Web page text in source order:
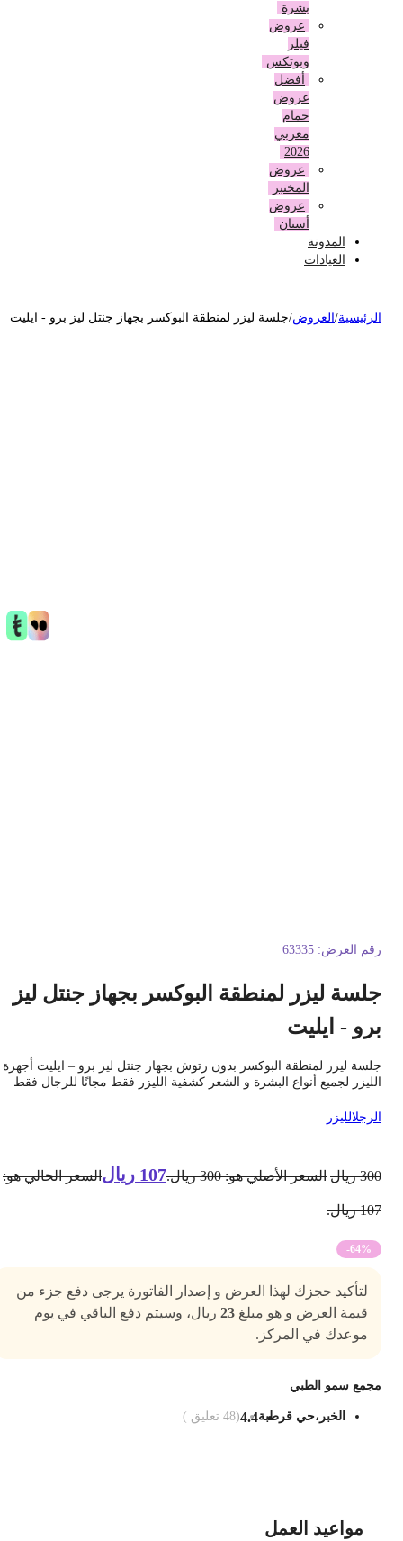
بشرة
عروض
وبوتكس
أفضل
عروض
حمام
مغربي
عروض
المختبر
عروض
أسنان
المدونة
العيادات
/العروض جلسة ليزر لمنطقة البوكسر بجهاز جنتل ليز برو - ايليت
العرض: 63335
ليزر لمنطقة البوكسر بجهاز جنتل ليز
- ايليت
ليزر لمنطقة البوكسر بدون رتوش بجهاز جنتل ليز برو – ايليت أجهزة
لجميع أنواع البشرة و الشعر كشفية الليزر فقط مجانًا للرجال فقط
الليزر
ريال السعر الأصلي هو: 300 ريال. 107 ريال السعر الحالي هو:
-64%
لتأكيد حجزك لهذا العرض و إصدار الفاتورة يرجى دفع جزء من
قيمة العرض و هو مبلغ23ريال، وسيتم دفع الباقي في يوم
موعدك في المركز.
سمو الطبي
الخبر،حي قرطبة4.4
(
48تعليق )
مواعيد العمل